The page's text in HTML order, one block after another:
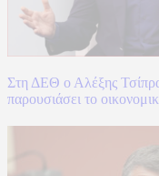
Στη ΔΕΘ ο Αλέξης
παρουσιάσει το